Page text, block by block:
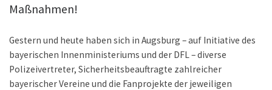
Maßnahmen!
Gestern und heute haben sich in Augsburg – auf Initiative des
bayerischen Innenministeriums und der DFL – diverse
Polizeivertreter, Sicherheitsbeauftragte zahlreicher
bayerischer Vereine und die Fanprojekte der jeweiligen